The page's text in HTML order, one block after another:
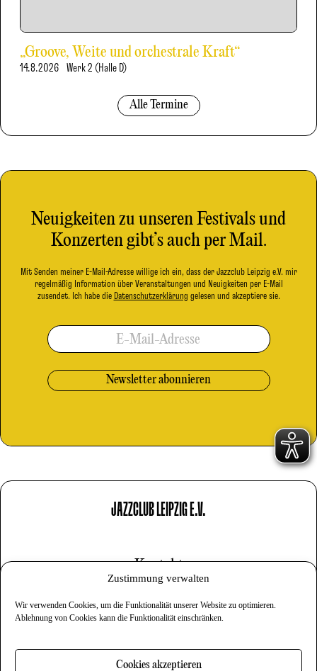
Zustimmung verwalten
Wir verwenden Cookies, um die Funktionalität unserer Website zu optimieren.
Ablehnung von Cookies kann die Funktionalität einschränken.
Cookies akzeptieren
„Groove, Weite und orchestrale Kraft“
14.8.2026 Werk 2 (Halle D)
Alle Termine
Neuigkeiten zu unseren Festivals und
Konzerten gibt’s auch per Mail.
Mit Senden meiner E-Mail-Adresse willige ich ein, dass der Jazzclub Leipzig e.V. mir
regelmäßig Information über Veranstaltungen und Neuigkeiten per E-Mail
zusendet. Ich habe die Datenschutzerklärung gelesen und akzeptiere sie.
E-Mail-Adresse
JAZZCLUB LEIPZIG E.V.
Kontakt
Datenschutz